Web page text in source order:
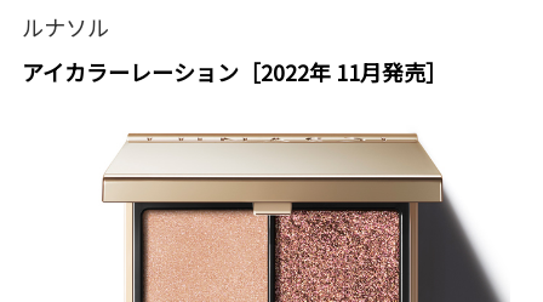
ルナソル
アイカラーレーション［2022年 11月発売］